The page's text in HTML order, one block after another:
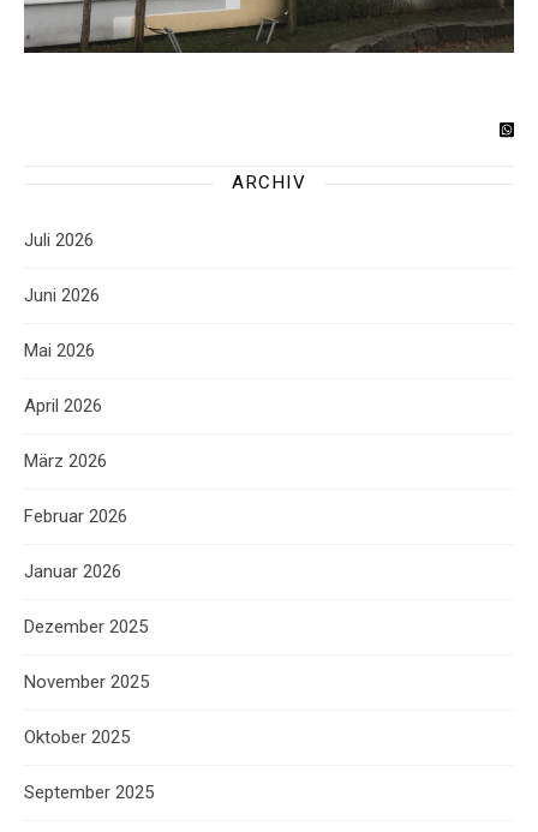
ARCHIV
Juli 2026
Juni 2026
Mai 2026
April 2026
März 2026
Februar 2026
Januar 2026
Dezember 2025
November 2025
Oktober 2025
September 2025